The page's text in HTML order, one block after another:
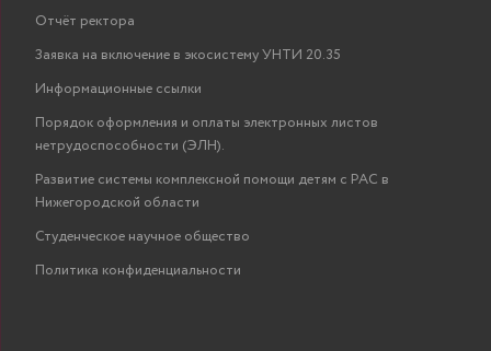
Отчёт ректора
Заявка на включение в экосистему УНТИ 20.35
Информационные ссылки
Порядок оформления и оплаты электронных листов
нетрудоспособности (ЭЛН).
Развитие системы комплексной помощи детям с РАС в
Нижегородской области
Студенческое научное общество
Политика конфиденциальности